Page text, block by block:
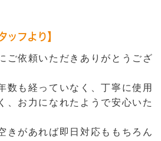
フより】
ご依頼いただきありがとうござ
数も経っていなく、丁寧に使用
、お力になれたようで安心いた
きがあれば即日対応ももちろん